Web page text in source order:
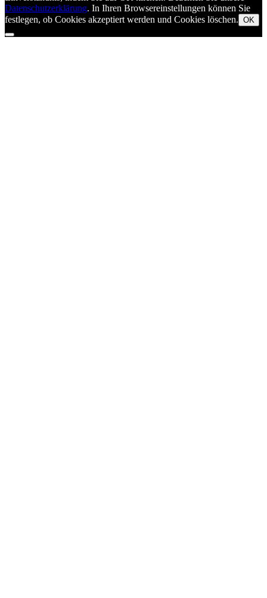
Datenschutzerklärung. In Ihren Browsereinstellungen können Sie
festlegen, ob Cookies akzeptiert werden und Cookies löschen. OK